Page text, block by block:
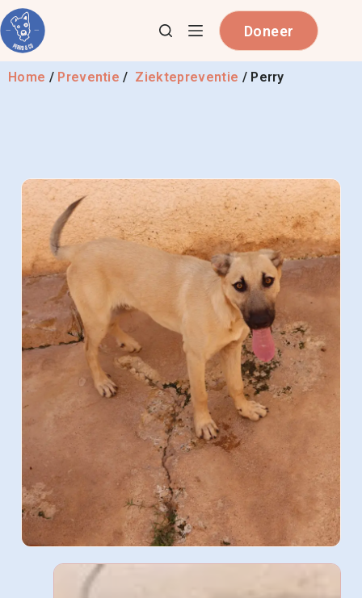
Doneer
Home / Preventie / Ziektepreventie / Perry